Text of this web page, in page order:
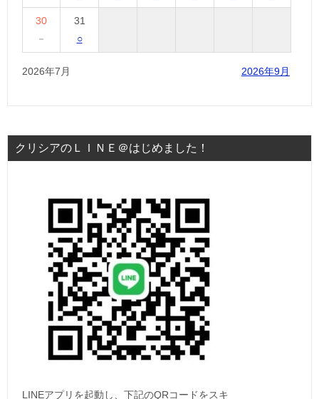
30
－
31
○
2026年7月 2026年9月
クリシアのＬＩＮＥ＠はじめました！
LINEアプリを起動し、下記のQRコードをスキ